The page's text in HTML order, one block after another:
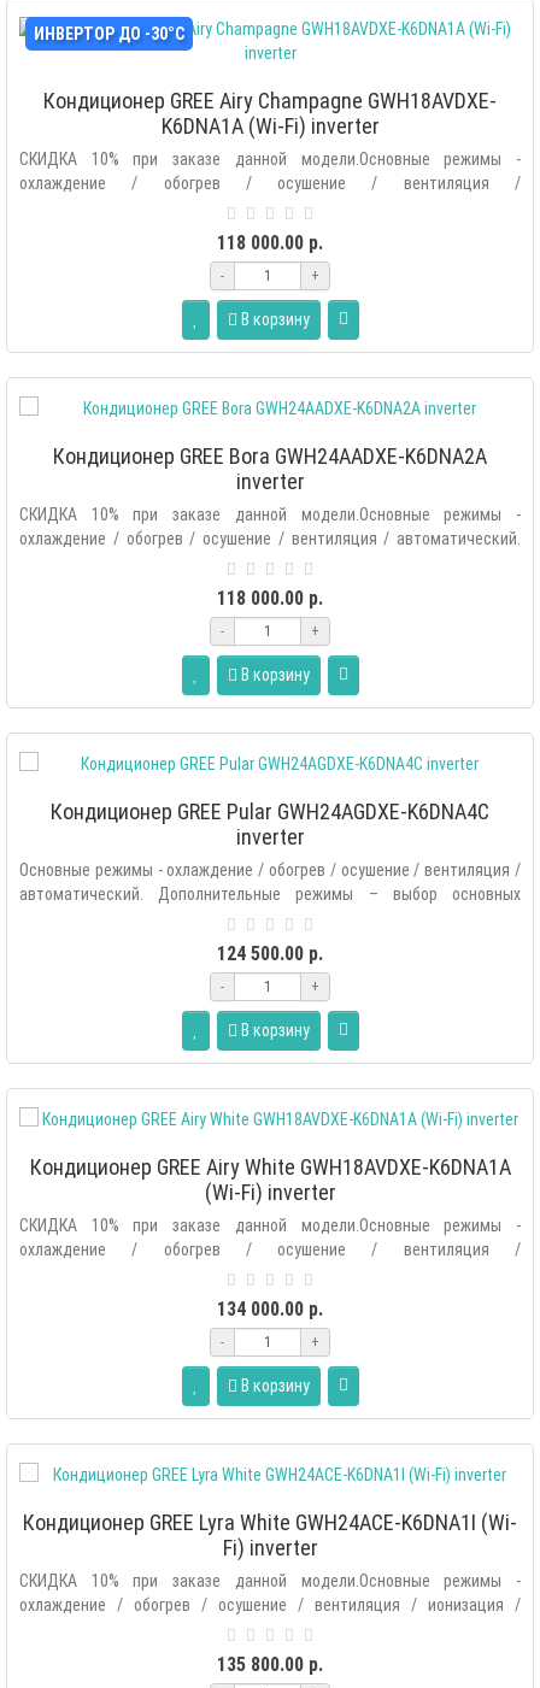
ИНВЕРТОР ДО -30°С
Кондиционер GREE Airy Champagne GWH18AVDXE-
K6DNA1A (Wi-Fi) inverter
СКИДКА 10% при заказе данной модели.Основные режимы -
охлаждение / обогрев / осушение / вентиляция /
автоматический.Дополнительные р..
118 000.00 р.
- +
В корзину
Кондиционер GREE Bora GWH24AADXE-K6DNA2A
inverter
СКИДКА 10% при заказе данной модели.Основные режимы -
охлаждение / обогрев / осушение / вентиляция / автоматический.
118 000.00 р.
- +
В корзину
Кондиционер GREE Pular GWH24AGDXE-K6DNA4C
inverter
Основные режимы - охлаждение / обогрев / осушение / вентиляция /
автоматический. Дополнительные режимы – выбор основных
124 500.00 р.
- +
В корзину
Кондиционер GREE Airy White GWH18AVDXE-K6DNA1A
(Wi-Fi) inverter
СКИДКА 10% при заказе данной модели.Основные режимы -
охлаждение / обогрев / осушение / вентиляция /
автоматический.Дополнительные р..
134 000.00 р.
- +
В корзину
Кондиционер GREE Lyra White GWH24ACE-K6DNA1I (Wi-
Fi) inverter
СКИДКА 10% при заказе данной модели.Основные режимы -
охлаждение / обогрев / осушение / вентиляция / ионизация /
135 800.00 р.